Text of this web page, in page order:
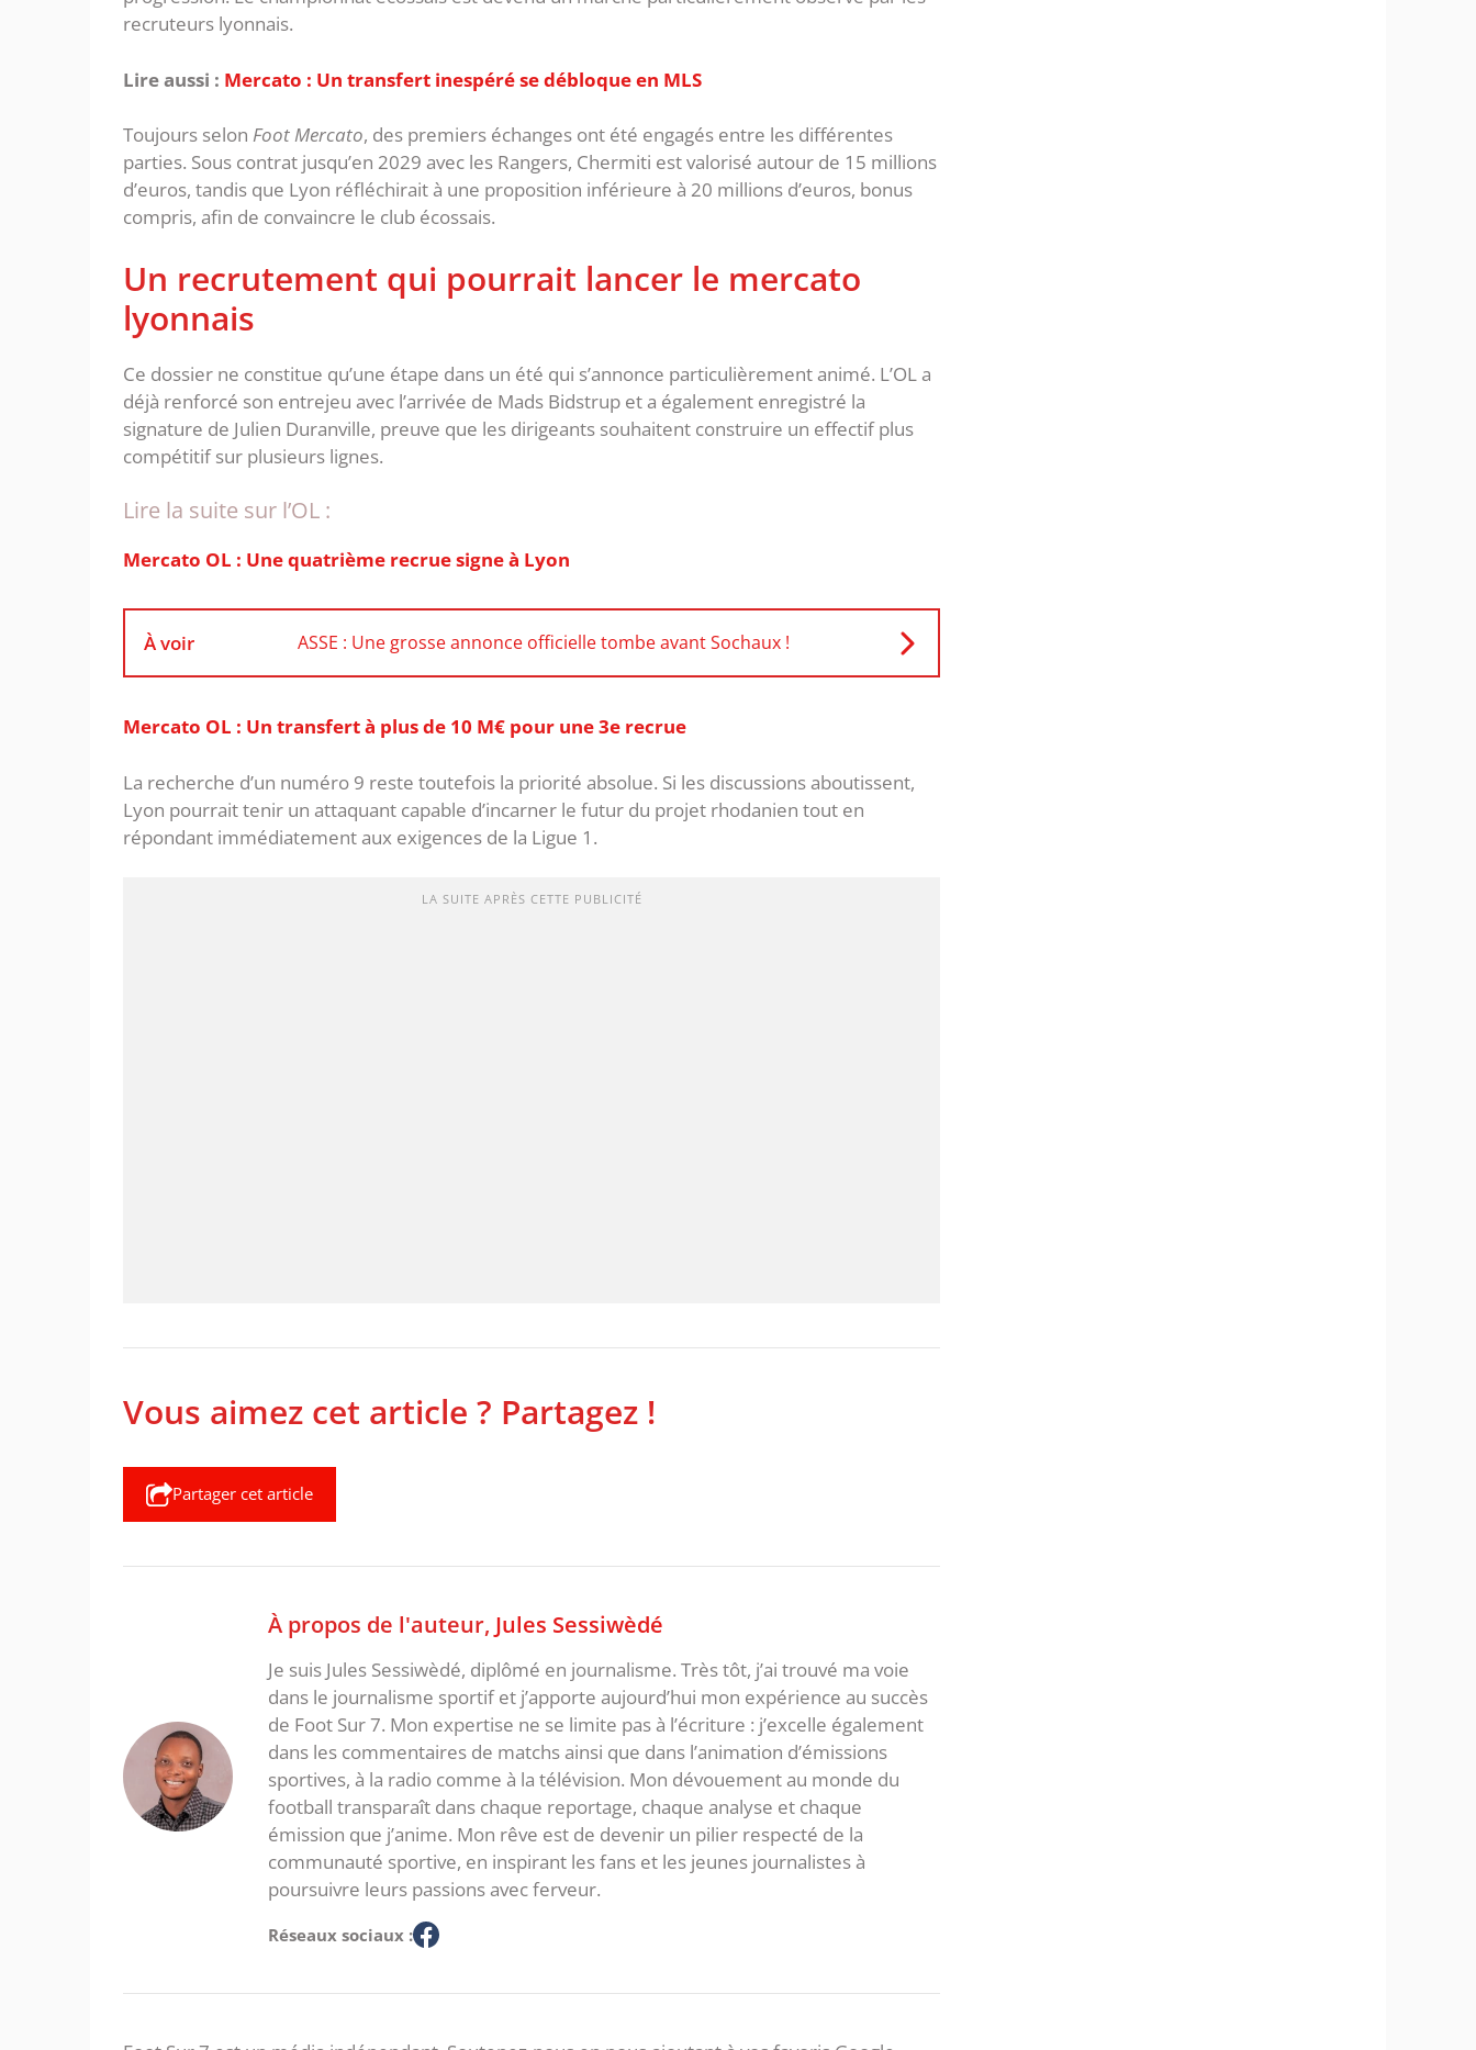
recruteurs lyonnais.
Lire aussi : Mercato : Un transfert inespéré se débloque en MLS
‎Toujours selon Foot Mercato, des premiers échanges ont été engagés entre les différentes
parties. Sous contrat jusqu’en 2029 avec les Rangers, Chermiti est valorisé autour de 15 millions
d’euros, tandis que Lyon réfléchirait à une proposition inférieure à 20 millions d’euros, bonus
compris, afin de convaincre le club écossais.
‎Un recrutement qui pourrait lancer le mercato
lyonnais
‎Ce dossier ne constitue qu’une étape dans un été qui s’annonce particulièrement animé. L’OL a
déjà renforcé son entrejeu avec l’arrivée de Mads Bidstrup et a également enregistré la
signature de Julien Duranville, preuve que les dirigeants souhaitent construire un effectif plus
compétitif sur plusieurs lignes.
Lire la suite sur l’OL :
Mercato OL : Une quatrième recrue signe à Lyon
À voir ASSE : Une grosse annonce officielle tombe avant Sochaux !
Mercato OL : Un transfert à plus de 10 M€ pour une 3e recrue
‎La recherche d’un numéro 9 reste toutefois la priorité absolue. Si les discussions aboutissent,
Lyon pourrait tenir un attaquant capable d’incarner le futur du projet rhodanien tout en
répondant immédiatement aux exigences de la Ligue 1.
LA SUITE APRÈS CETTE PUBLICITÉ
Vous aimez cet article ? Partagez !
Partager cet article
À propos de l'auteur, Jules Sessiwèdé
Je suis Jules Sessiwèdé, diplômé en journalisme. Très tôt, j’ai trouvé ma voie
dans le journalisme sportif et j’apporte aujourd’hui mon expérience au succès
de Foot Sur 7. Mon expertise ne se limite pas à l’écriture : j’excelle également
dans les commentaires de matchs ainsi que dans l’animation d’émissions
sportives, à la radio comme à la télévision. Mon dévouement au monde du
football transparaît dans chaque reportage, chaque analyse et chaque
émission que j’anime. Mon rêve est de devenir un pilier respecté de la
communauté sportive, en inspirant les fans et les jeunes journalistes à
poursuivre leurs passions avec ferveur.
Réseaux sociaux :